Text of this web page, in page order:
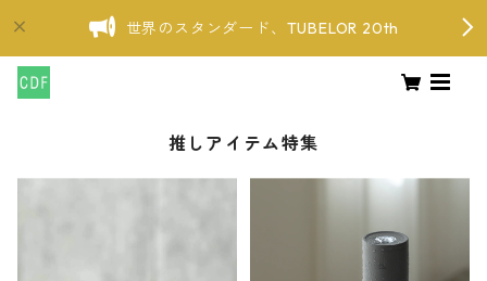
世界のスタンダード、TUBELOR 20th
推しアイテム特集